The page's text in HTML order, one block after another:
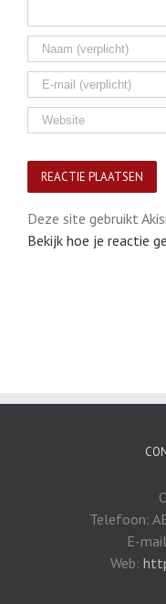
Deze site gebruikt
Bekijk hoe je reactie
Telefoon:
E-
Web: